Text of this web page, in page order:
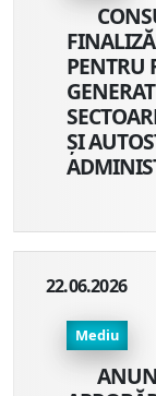
PENTRU
ȘI
22.06.2026
Mediu